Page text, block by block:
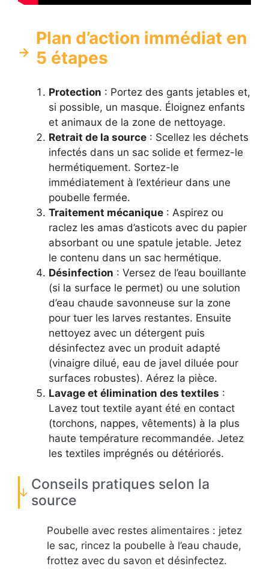
Plan d’action immédiat en
5 étapes
Protection : Portez des gants jetables et,
si possible, un masque. Éloignez enfants
et animaux de la zone de nettoyage.
Retrait de la source : Scellez les déchets
infectés dans un sac solide et fermez-le
hermétiquement. Sortez-le
immédiatement à l’extérieur dans une
poubelle fermée.
Traitement mécanique : Aspirez ou
raclez les amas d’asticots avec du papier
absorbant ou une spatule jetable. Jetez
le contenu dans un sac hermétique.
Désinfection : Versez de l’eau bouillante
(si la surface le permet) ou une solution
d’eau chaude savonneuse sur la zone
pour tuer les larves restantes. Ensuite
nettoyez avec un détergent puis
désinfectez avec un produit adapté
(vinaigre dilué, eau de javel diluée pour
surfaces robustes). Aérez la pièce.
Lavage et élimination des textiles :
Lavez tout textile ayant été en contact
(torchons, nappes, vêtements) à la plus
haute température recommandée. Jetez
les textiles imprégnés ou détériorés.
Conseils pratiques selon la
source
Poubelle avec restes alimentaires : jetez
le sac, rincez la poubelle à l’eau chaude,
frottez avec du savon et désinfectez.